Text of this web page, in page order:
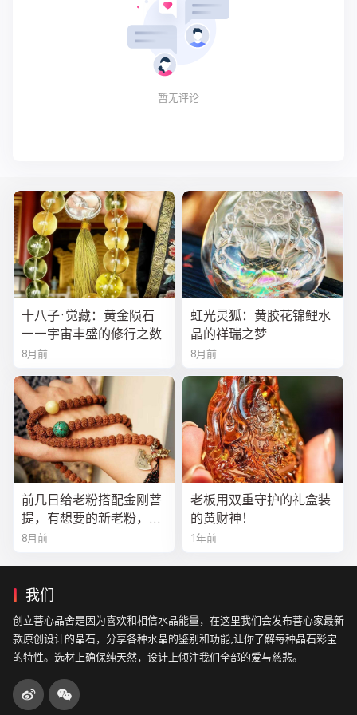
暂无评论
十八子·觉藏：黄金陨石
——宇宙丰盛的修行之数
8月前
虹光灵狐：黄胶花锦鲤水
晶的祥瑞之梦
8月前
前几日给老粉搭配金刚菩
提，有想要的新老粉，都
可以来排队
8月前
老板用双重守护的礼盒装
的黄财神！
1年前
我们
创立菩心晶舍是因为喜欢和相信水晶能量，在这里我们会发布菩心家最新
款原创设计的晶石，分享各种水晶的鉴别和功能,让你了解每种晶石彩宝
的特性。选材上确保纯天然，设计上倾注我们全部的爱与慈悲。